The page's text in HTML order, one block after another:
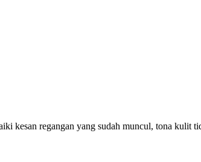
kesan regangan yang sudah muncul, tona kulit